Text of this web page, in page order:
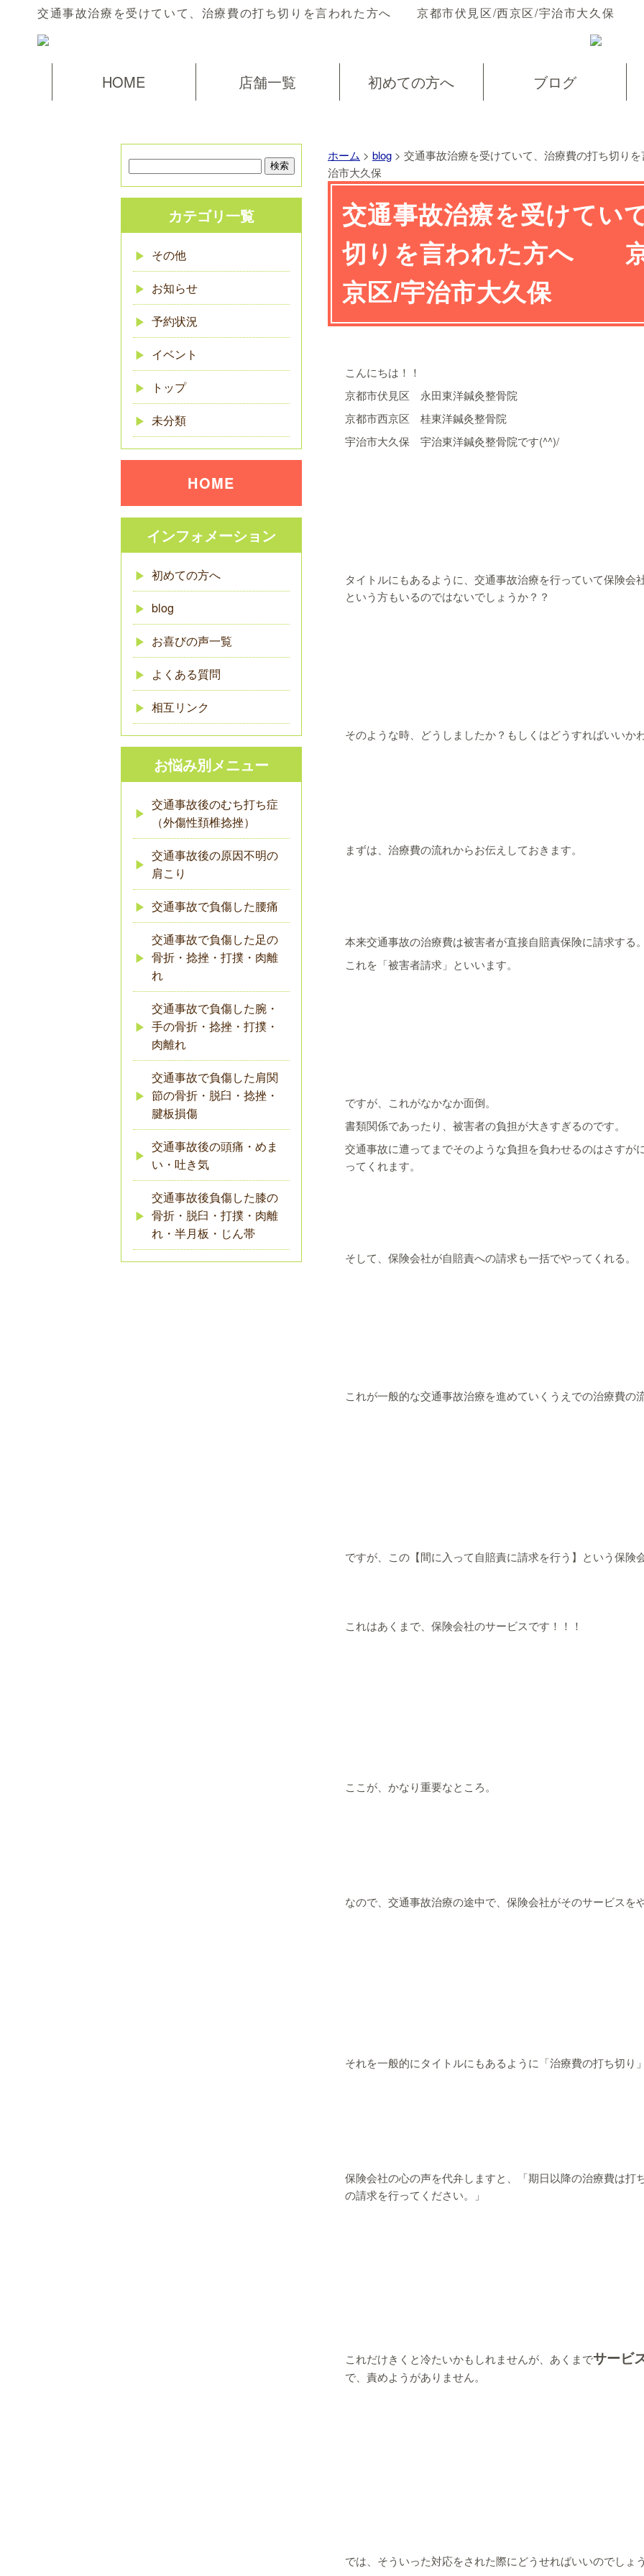
交通事故治療を受けていて、治療費の打ち切りを言われた方へ 京都市伏見区/西京区/宇治市大久保
HOME 店舗一覧 初めての方へ ブログ
ホーム > blog > 交通事故治療を受けていて、治療費の打ち切
治市大久保
交通事故治療を受けてい
切りを言われた方へ 京
京区/宇治市大久保
こんにちは！！
京都市伏見区 永田東洋鍼灸整骨院
京都市西京区 桂東洋鍼灸整骨院
宇治市大久保 宇治東洋鍼灸整骨院です(^^)/
タイトルにもあるように、交通事故治療を行っていて保険会
という方もいるのではないでしょうか？？
そのような時、どうしましたか？もしくはどうすればいいか
まずは、治療費の流れからお伝えしておきます。
本来交通事故の治療費は被害者が直接自賠責保険に請求する
これを「被害者請求」といいます。
ですが、これがなかなか面倒。
書類関係であったり、被害者の負担が大きすぎるのです。
交通事故に遭ってまでそのような負担を負わせるのはさすが
ってくれます。
そして、保険会社が自賠責への請求も一括でやってくれる。
これが一般的な交通事故治療を進めていくうえでの治療費の流
ですが、この【間に入って自賠責に請求を行う】という保険
これはあくまで、保険会社のサービスです！！！
ここが、かなり重要なところ。
なので、交通事故治療の途中で、保険会社がそのサービスを
それを一般的にタイトルにもあるように「治療費の打ち切り」
保険会社の心の声を代弁しますと、「期日以降の治療費は打
の請求を行ってください。」
これだけきくと冷たいかもしれませんが、あくまでサービ
で、責めようがありません。
では、そういった対応をされた際にどうせればいいのでしょ
カテゴリ一覧
その他
お知らせ
予約状況
イベント
トップ
未分類
HOME
インフォメーション
初めての方へ
blog
お喜びの声一覧
よくある質問
相互リンク
お悩み別メニュー
交通事故後のむち打ち症
（外傷性頚椎捻挫）
交通事故後の原因不明の
肩こり
交通事故で負傷した腰痛
交通事故で負傷した足の
骨折・捻挫・打撲・肉離
れ
交通事故で負傷した腕・
手の骨折・捻挫・打撲・
肉離れ
交通事故で負傷した肩関
節の骨折・脱臼・捻挫・
腱板損傷
交通事故後の頭痛・めま
い・吐き気
交通事故後負傷した膝の
骨折・脱臼・打撲・肉離
れ・半月板・じん帯